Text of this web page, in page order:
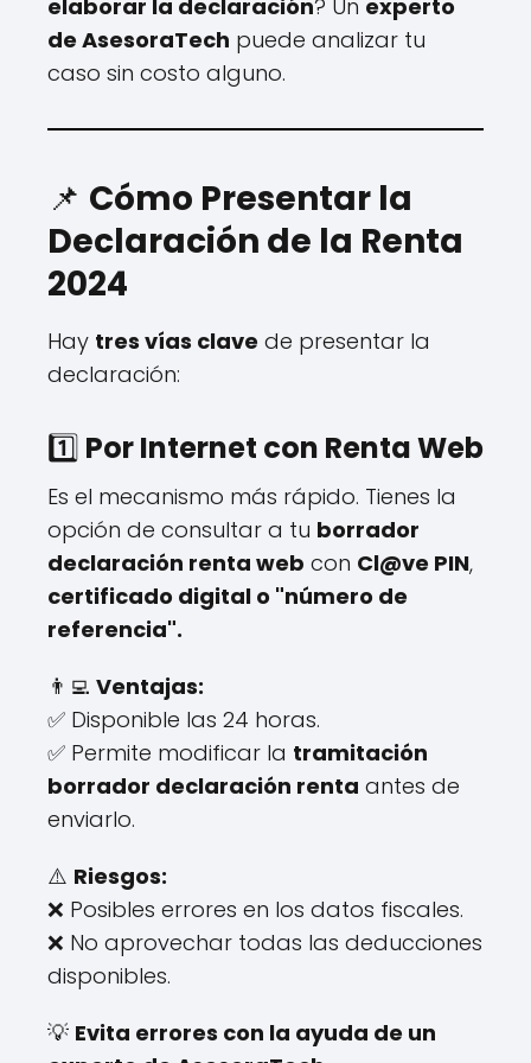
elaborar la declaración? Un experto
de AsesoraTech puede analizar tu
caso sin costo alguno.
📌 Cómo Presentar la
Declaración de la Renta
2024
Hay tres vías clave de presentar la
declaración:
1️⃣ Por Internet con Renta Web
Es el mecanismo más rápido. Tienes la
opción de consultar a tu borrador
declaración renta web con Cl@ve PIN,
certificado digital o "número de
referencia".
👨‍💻 Ventajas:
✅ Disponible las 24 horas.
✅ Permite modificar la tramitación
borrador declaración renta antes de
enviarlo.
⚠️ Riesgos:
❌ Posibles errores en los datos fiscales.
❌ No aprovechar todas las deducciones
disponibles.
💡 Evita errores con la ayuda de un